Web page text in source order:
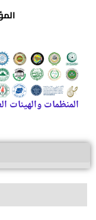
المنظمات والهيئات